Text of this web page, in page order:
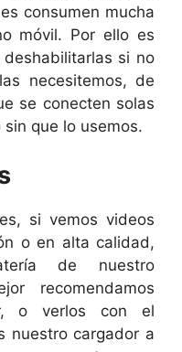
consumen mucha
móvil. Por ello es
si no
necesitemos, de
se conecten solas
que lo usemos.
si vemos videos
o en alta calidad,
de nuestro
recomendamos
o verlos con el
nuestro cargador a